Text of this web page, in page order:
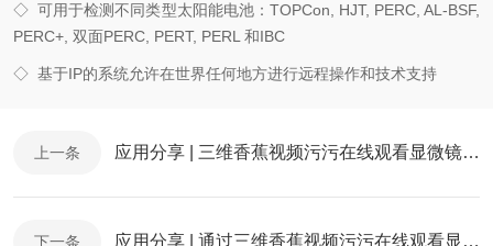
◇可用于检测不同类型太阳能电池：TOPCon, HJT, PERC, AL-BSF,
PERC+, 双面PERC, PERT, PERL 和IBC
◇ 基于IP的系统允许在世界任何地方进行远程操作和技术支持
上一条 应用分享 | 三维香蕉视频污污在线观看显微镜在第二代高温超导体失效分析研究中的应用
下一条 应用分享 | 通过三维香蕉视频污污在线观看显微镜（XRM）揭示过滤介质工作机理